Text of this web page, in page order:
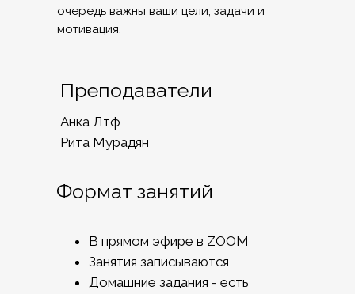
Преподаватели
очередь важны ваши цели, задачи и
мотивация.
Анка Лтф
Рита Мурадян
Формат занятий
В прямом эфире в ZOOM
Занятия записываются
Домашние задания - есть